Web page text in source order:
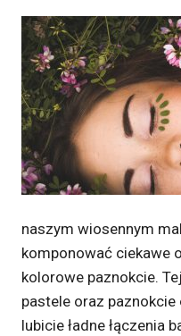
naszym wiosennym
komponować ciekawe
kolorowe paznokcie.
pastele oraz
lubicie ładne łączenia